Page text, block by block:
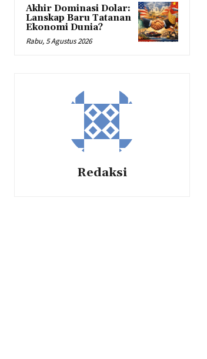
Akhir Dominasi Dolar:
Lanskap Baru Tatanan
Ekonomi Dunia?
Rabu, 5 Agustus 2026
Redaksi